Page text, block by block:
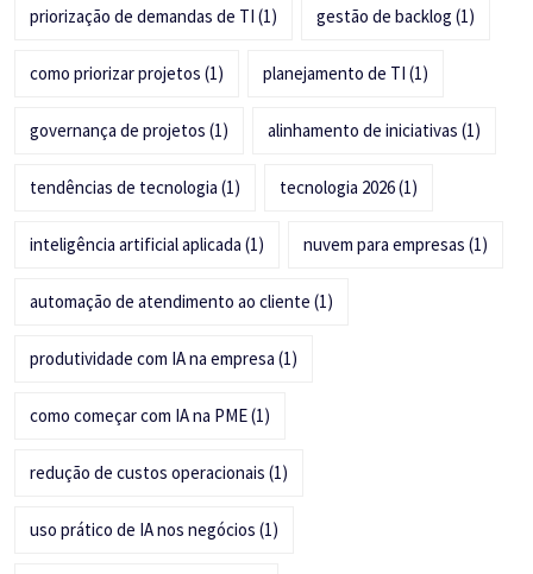
priorização de demandas de TI (1) gestão de backlog (1)
como priorizar projetos (1) planejamento de TI (1)
governança de projetos (1) alinhamento de iniciativas (1)
tendências de tecnologia (1) tecnologia 2026(1)
inteligência artificial aplicada (1) nuvem para empresas (1)
automação de atendimento ao cliente (1)
produtividade com IA na empresa (1)
como começar com IA na PME(1)
redução de custos operacionais (1)
uso prático de IA nos negócios (1)